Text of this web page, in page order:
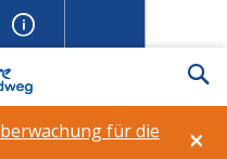
×
für die